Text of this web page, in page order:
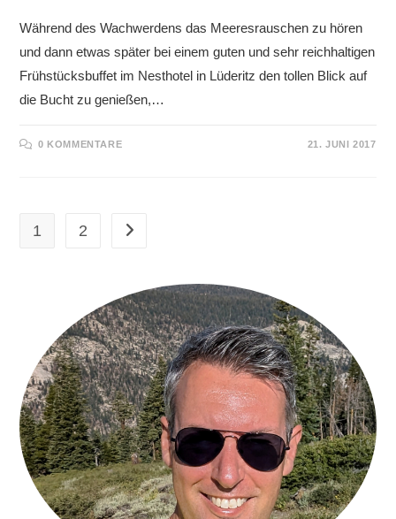
Während des Wachwerdens das Meeresrauschen zu hören
und dann etwas später bei einem guten und sehr reichhaltigen
Frühstücksbuffet im Nesthotel in Lüderitz den tollen Blick auf
die Bucht zu genießen,…
0 KOMMENTARE 21. JUNI 2017
1 2 Zur nächsten Seite